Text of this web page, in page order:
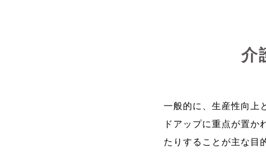
介
一般的に、生産性向上
ドアップに重点が置か
たりすることが主な目